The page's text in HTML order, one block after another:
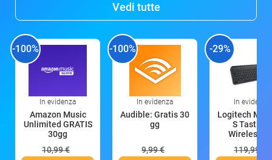
Vedi tutte
-100%
In evidenza
Amazon Music
Unlimited GRATIS
30gg
10,99 €
-100%
In evidenza
Audible: Gratis 30
gg
9,99 €
-29%
In evidenza
Logitech MX
S Tastiera
Wireless
119,99 €